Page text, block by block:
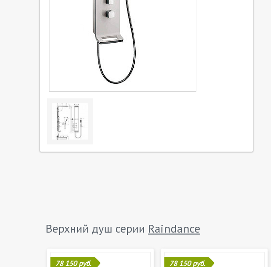
Верхний душ серии Raindance
78 150 руб. 78 150 руб.